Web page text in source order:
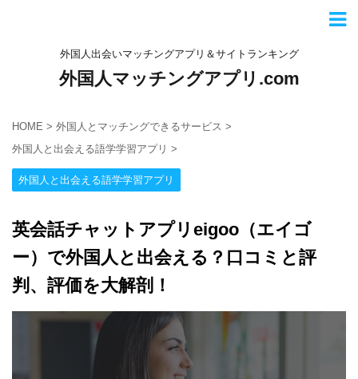
外国人出会いマッチングアプリ＆サイトランキング
外国人マッチングアプリ.com
HOME > 外国人とマッチングできるサービス >
外国人と出会える語学学習アプリ >
外国人と出会える語学学習アプリ
英会話チャットアプリeigoo（エイゴ
ー）で外国人と出会える？口コミと評
判、評価を大解剖！